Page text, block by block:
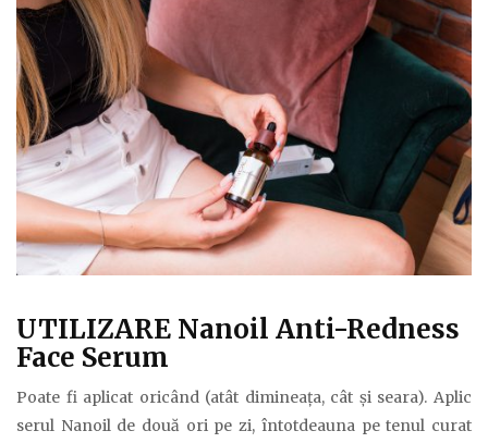
UTILIZARE Nanoil Anti-Redness
Face Serum
Poate fi aplicat oricând (atât dimineața, cât și seara). Aplic
serul Nanoil de două ori pe zi, întotdeauna pe tenul curat